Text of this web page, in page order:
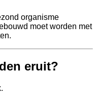
organisme
moet worden met
eruit?